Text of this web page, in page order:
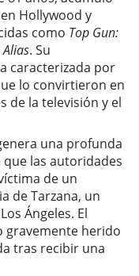
Hollywood y
como Top Gun:
Alias. Su
caracterizada por
lo convirtieron en
de la televisión y el
una profunda
las autoridades
de un
de Tarzana, un
Ángeles. El
gravemente herido
tras recibir una